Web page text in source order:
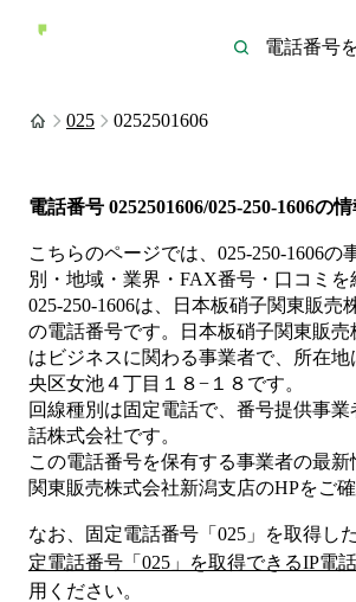
025 0252501606
電話番号 0252501606/025-250-1606の情
こちらのページでは、 025-250-1606の
別・地域・業界・FAX番号・口コミを
025-250-1606は、
日本板硝子関東販売
の電話番号です。
日本板硝子関東販
は ビジネスに関わる事業者で、所在地
央区女池４丁目１８−１８ です。
回線種別は固定電話で、番号提供事業
話株式会社です。
この電話番号を保有する事業者の最新
関東販売株式会社新潟支店のHPをご
なお、固定電話番号「 025 」を取得し
定電話番号「 025 」を取得できるIP電
用ください。